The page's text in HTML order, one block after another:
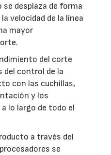
desplaza de forma
velocidad de la línea
mayor
del corte
del control de la
con las cuchillas,
y los
lo largo de todo el
a través del
se